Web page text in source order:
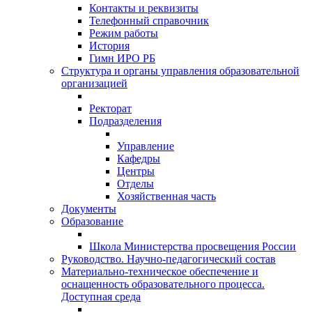
Контакты и реквизиты
Телефонный справочник
Режим работы
История
Гимн ИРО РБ
Структура и органы управления образовательной
организацией
Ректорат
Подразделения
Управление
Кафедры
Центры
Отделы
Хозяйственная часть
Документы
Образование
Школа Министерства просвещения России
Руководство. Научно-педагогический состав
Материально-техническое обеспечение и
оснащенность образовательного процесса.
Доступная среда